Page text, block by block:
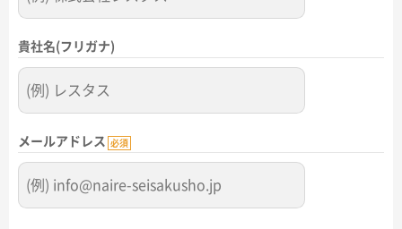
貴社名(フリガナ)
メールアドレス 必須